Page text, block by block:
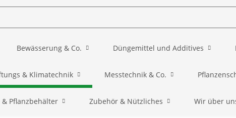
Bewässerung & Co. Düngemittel und Additives
& Klimatechnik Messtechnik & Co.
& Pflanzbehälter Zubehör & Nützliches Wir über